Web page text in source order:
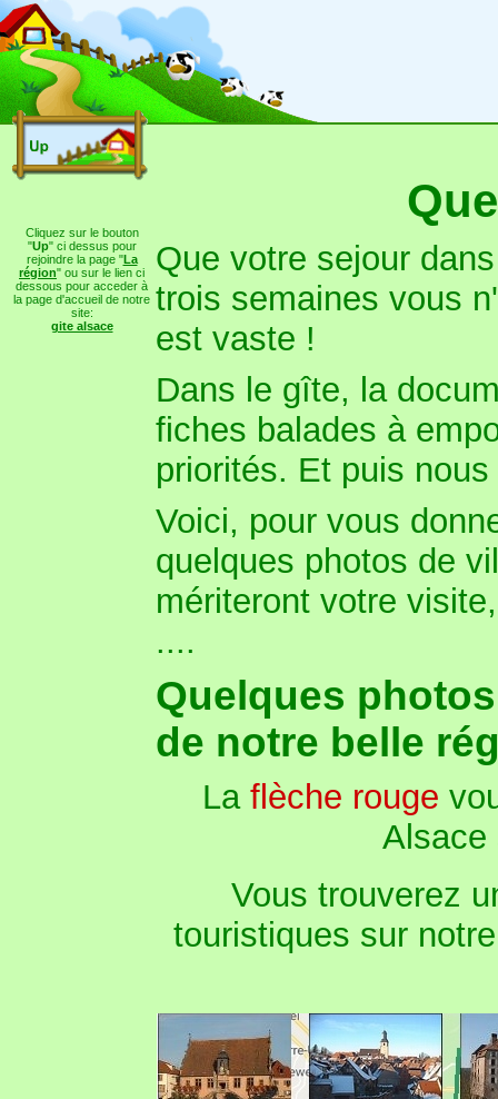
Cliquez sur le bouton
"Up" ci dessus pour
rejoindre la page "La
région" ou sur le lien ci
dessous pour acceder à
la page d'accueil de notre
site:
gite alsace
Que votre sejour
trois semaines vous
est vaste !
Dans le gîte, la
fiches balades à
priorités. Et puis
Voici, pour vous
quelques photos de
mériteront votre
....
Quelques
de notre belle
La flèche rouge
Alsace
Vous trouverez
touristiques sur